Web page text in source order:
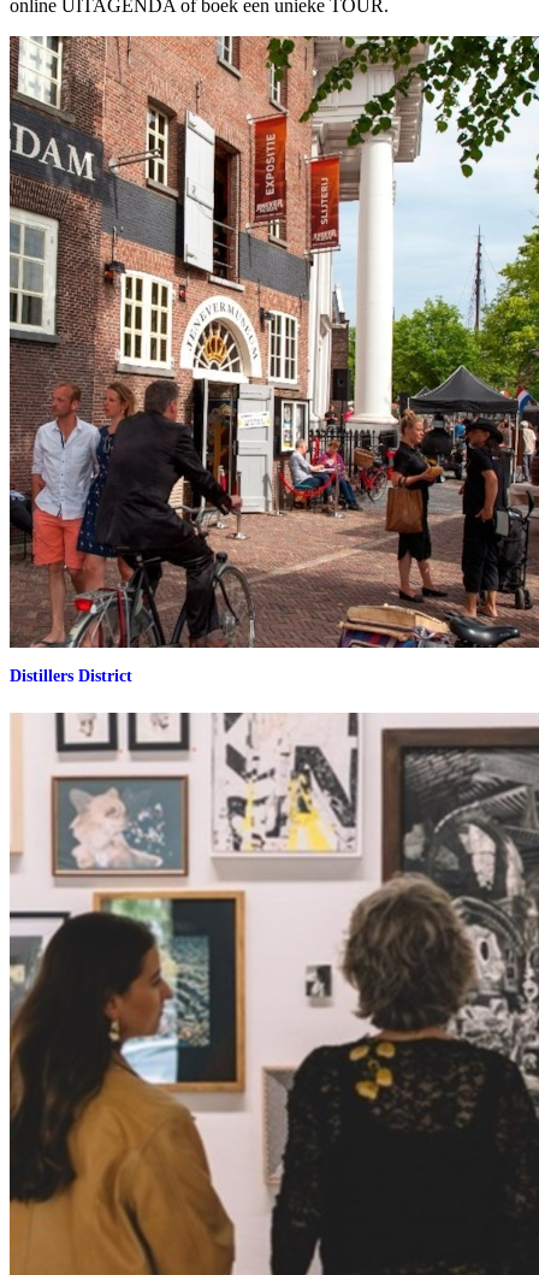
online UITAGENDA of boek een unieke TOUR.
Uitagenda
Tours & Tickets
Distillers District